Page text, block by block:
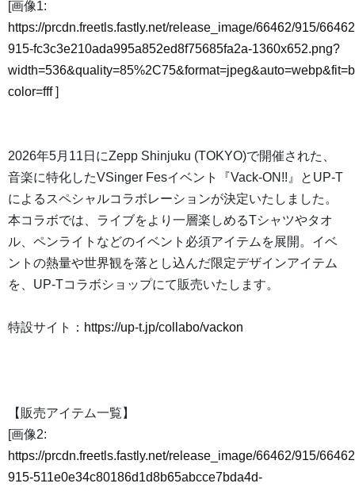
[画像1:
https://prcdn.freetls.fastly.net/release_image/66462/915/
915-fc3c3e210ada995a852ed8f75685fa2a-1360x652.png?
color=fff]
2026年5月11日にZepp Shinjuku (TOKYO)で開催された、
音楽に特化したVSinger Fesイベント『Vack-ON!!』とUP-T
によるスペシャルコラボレーションが決定いたしました。
本コラボでは、ライブをより一層楽しめるTシャツやタオ
ル、ペンライトなどのイベント必須アイテムを展開。イベ
ントの熱量や世界観を落とし込んだ限定デザインアイテム
を、UP-Tコラボショップにて販売いたします。
特設サイト： https://up-t.jp/collabo/vackon
【販売アイテム一覧】
[画像2:
https://prcdn.freetls.fastly.net/release_image/66462/915/
915-511e0e34c80186d1d8b65abcce7bda4d-